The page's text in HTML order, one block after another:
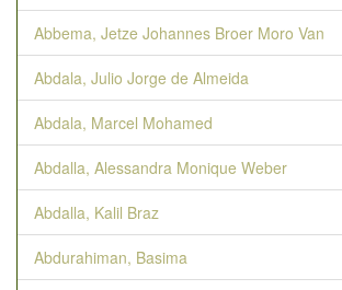
Abbema, Jetze Johannes Broer Moro Van
Abdala, Julio Jorge de Almeida
Abdala, Marcel Mohamed
Abdalla, Alessandra Monique Weber
Abdalla, Kalil Braz
Abdurahiman, Basima